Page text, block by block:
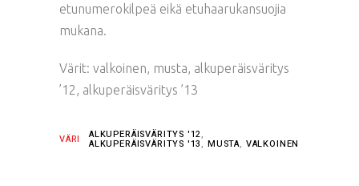
etunumerokilpeä eikä etuhaarukansuojia
mukana.
Värit: valkoinen, musta, alkuperäisväritys
’12, alkuperäisväritys ’13
VÄRI ALKUPERÄISVÄRITYS '12,
ALKUPERÄISVÄRITYS '13, MUSTA, VALKOINEN